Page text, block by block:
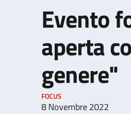
Evento
aperta
genere"
FOCUS
8 Novembre 2022